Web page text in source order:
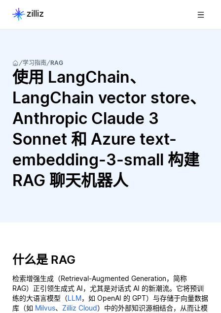
学习指南 RAG
使用 LangChain、
LangChain vector store、
Anthropic Claude 3
Sonnet 和 Azure text-
embedding-3-small 构建
RAG 聊天机器人
什么是 RAG
检索增强生成（Retrieval-Augmented Generation，简称
RAG）正引领生成式 AI，尤其是对话式 AI 的新潮流。它将预训
练的大语言模型（LLM，如 OpenAI 的 GPT）与存储于向量数据
库（如 Milvus、 Zilliz Cloud）中的外部知识源相结合，从而让模